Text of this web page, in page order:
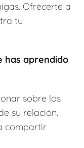
Ofrecerte a
tu
has aprendido
sobre los
su relación.
compartir